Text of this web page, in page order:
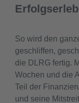
So wird den
geschliffen,
die DLRG fertig.
Wochen und die
Teil der
und seine